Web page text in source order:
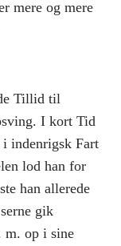
mere og mere
Tillid til
I kort Tid
indenrigsk Fart
lod han for
han allerede
gik
m. op i sine